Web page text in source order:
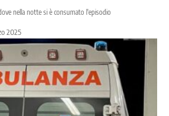
nella notte si è consumato l'episodio
2025